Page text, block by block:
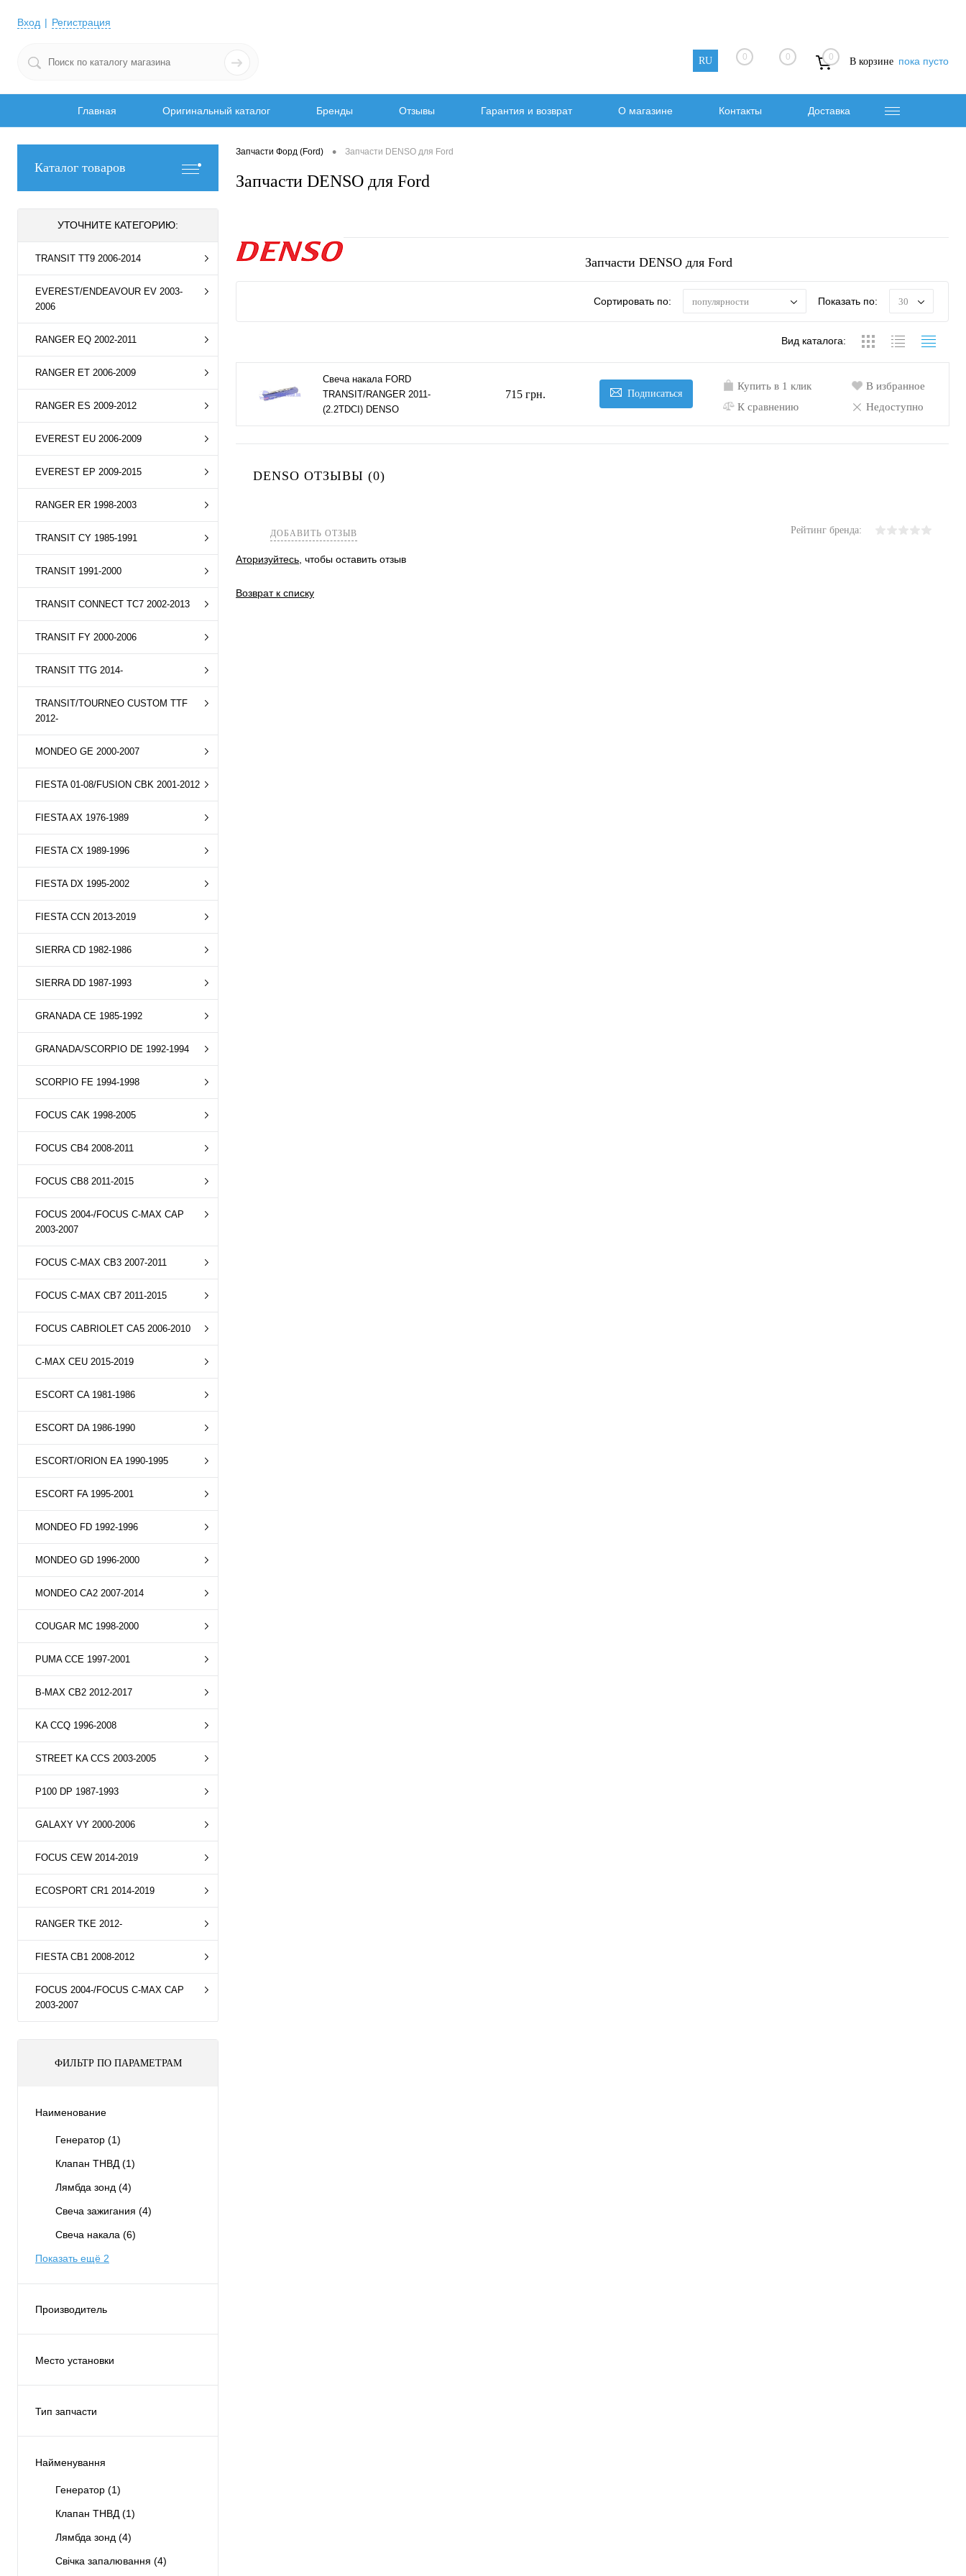
Вход Регистрация
RU 0 0 0 В корзине пока пусто
Главная Оригинальный каталог Бренды Отзывы Гарантия и возврат О магазине Контакты Доставка
Каталог товаров
УТОЧНИТЕ КАТЕГОРИЮ:
TRANSIT TT9 2006-2014
EVEREST/ENDEAVOUR EV 2003-
2006
RANGER EQ 2002-2011
RANGER ET 2006-2009
RANGER ES 2009-2012
EVEREST EU 2006-2009
EVEREST EP 2009-2015
RANGER ER 1998-2003
TRANSIT CY 1985-1991
TRANSIT 1991-2000
TRANSIT CONNECT TC7 2002-2013
TRANSIT FY 2000-2006
TRANSIT TTG 2014-
TRANSIT/TOURNEO CUSTOM TTF
2012-
MONDEO GE 2000-2007
FIESTA 01-08/FUSION CBK 2001-2012
FIESTA AX 1976-1989
FIESTA CX 1989-1996
FIESTA DX 1995-2002
FIESTA CCN 2013-2019
SIERRA CD 1982-1986
SIERRA DD 1987-1993
GRANADA CE 1985-1992
GRANADA/SCORPIO DE 1992-1994
SCORPIO FE 1994-1998
FOCUS CAK 1998-2005
FOCUS CB4 2008-2011
FOCUS CB8 2011-2015
FOCUS 2004-/FOCUS C-MAX CAP
2003-2007
FOCUS C-MAX CB3 2007-2011
FOCUS C-MAX CB7 2011-2015
FOCUS CABRIOLET CA5 2006-2010
C-MAX CEU 2015-2019
ESCORT CA 1981-1986
ESCORT DA 1986-1990
ESCORT/ORION EA 1990-1995
ESCORT FA 1995-2001
MONDEO FD 1992-1996
MONDEO GD 1996-2000
MONDEO CA2 2007-2014
COUGAR MC 1998-2000
PUMA CCE 1997-2001
B-MAX CB2 2012-2017
KA CCQ 1996-2008
STREET KA CCS 2003-2005
P100 DP 1987-1993
GALAXY VY 2000-2006
FOCUS CEW 2014-2019
ECOSPORT CR1 2014-2019
RANGER TKE 2012-
FIESTA CB1 2008-2012
FOCUS 2004-/FOCUS C-MAX CAP
2003-2007
ФИЛЬТР ПО ПАРАМЕТРАМ
Наименование
Генератор (1)
Клапан ТНВД (1)
Лямбда зонд (4)
Свеча зажигания (4)
Свеча накала (6)
Показать ещё 2
Производитель
Место установки
Тип запчасти
Найменування
Генератор (1)
Клапан ТНВД (1)
Лямбда зонд (4)
Свічка запалювання (4)
Запчасти Форд (Ford) • Запчасти DENSO для Ford
Запчасти DENSO для Ford
Запчасти DENSO для Ford
Сортировать по: популярности Показать по: 30
Вид каталога:
Свеча накала FORD
TRANSIT/RANGER 2011-
(2.2TDCI) DENSO
715 грн. Подписаться
Купить в 1 клик
К сравнению
В избранное
Недоступно
DENSO ОТЗЫВЫ (0)
ДОБАВИТЬ ОТЗЫВ Рейтинг бренда:
Аторизуйтесь, чтобы оставить отзыв
Возврат к списку